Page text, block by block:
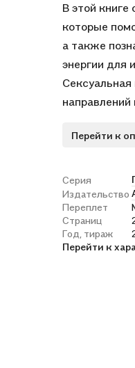
В этой
которые
а также
энергии для
направлений
источника
Книга
практик в
Перейти к
Серия
Издательство
Переплет
Страниц
Год, тираж
Перейти к